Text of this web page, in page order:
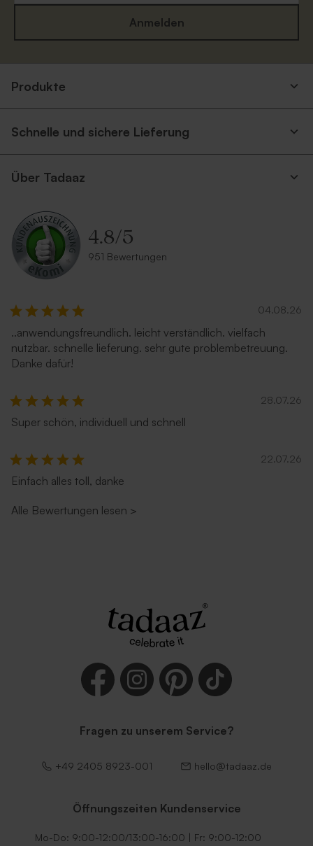
Anmelden
Produkte
Schnelle und sichere Lieferung
Über Tadaaz
4.8/5
951 Bewertungen
04.08.26
..anwendungsfreundlich. leicht verständlich. vielfach
nutzbar. schnelle lieferung. sehr gute problembetreuung.
Danke dafür!
28.07.26
Super schön, individuell und schnell
22.07.26
Einfach alles toll, danke
Alle Bewertungen lesen >
Fragen zu unserem Service?
+49 2405 8923-001 hello@tadaaz.de
Öffnungszeiten Kundenservice
Mo-Do: 9:00-12:00/13:00-16:00 | Fr: 9:00-12:00